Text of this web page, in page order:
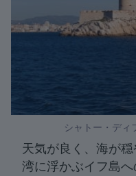
シャトー・ディ
天気が良く、海が
湾に浮かぶイフ島へ